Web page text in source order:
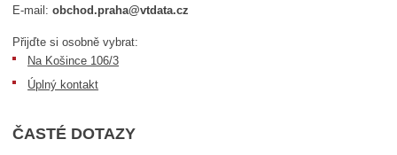
E-mail:obchod.praha@vtdata.cz
Přijďte si osobně vybrat:
Na Košince 106/3
Úplný kontakt
ČASTÉ DOTAZY